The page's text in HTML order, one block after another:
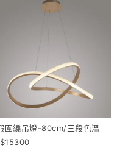
圍繞吊燈-80cm/三段色溫
15300